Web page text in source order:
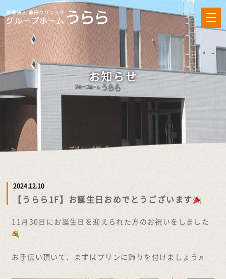
お知らせ
2024.12.10
【うらら1F】お誕生日おめでとうございます
11月30日にお誕生日を迎えられた方のお祝いをしました
お手伝い頂いて、まずはプリンに飾りを付けましょう♬